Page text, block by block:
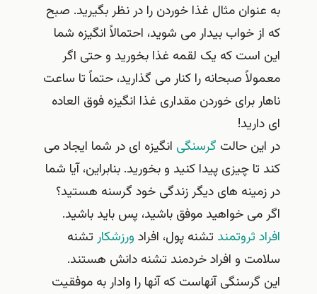
به عنوان مثال غذا خوردن را در نظر بگیرید. صبح
که از خواب بیدار می شوید، احتمالاً انگیزه شما
این است که یک لقمه غذا بخورید و حتی اگر
معمولاً صبحانه را کنار می گذارید، حتماً تا ساعت
ناهار برای خوردن مقداری غذا انگیزه فوق العاده
ای دارید!
در این حالت گرسنگی انگیزه ای در شما ایجاد می
کند تا چیزی پیدا کنید و بخورید. بنابراین، آیا شما
در زمینه های دیگر زندگی خود گرسنه هستید؟
اگر می خواهید موفق باشید، پس باید باشید.
افراد ثروتمند تشنه پول، افراد ورزشکار تشنه
سلامت و افراد خردمند تشنه دانش هستند.
این گرسنگی آنهاست که آنها را وادار به موفقیت